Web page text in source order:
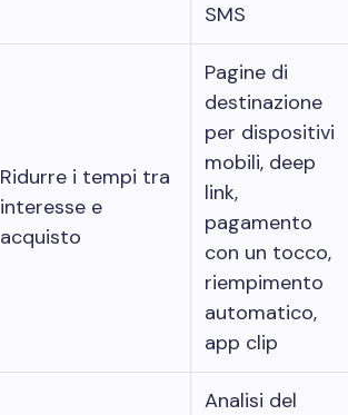
SMS
Ridurre i tempi tra
interesse e
acquisto
Pagine di
destinazione
per dispositivi
mobili, deep
link,
pagamento
con un tocco,
riempimento
automatico,
app clip
Analisi del